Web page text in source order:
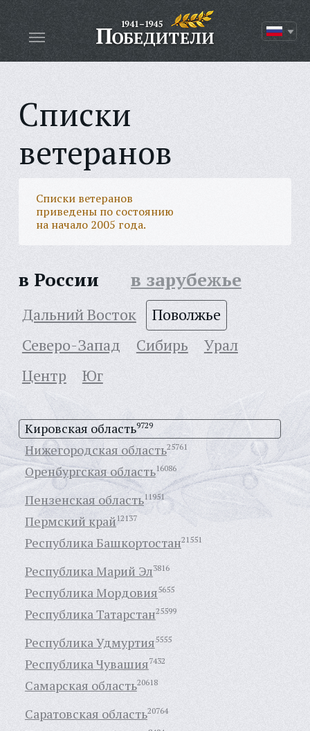
Списки
ветеранов
Списки ветеранов
приведены по состоянию
на начало 2005 года.
в России в зарубежье
Дальний Восток
Поволжье
Северо-Запад
Сибирь
Урал
Центр
Юг
Кировская область9729
Нижегородская область25761
Оренбургская область16086
Пензенская область11951
Пермский край 12137
Республика Башкортостан21551
Республика Марий Эл3816
Республика Мордовия5655
Республика Татарстан25599
Республика Удмуртия5555
Республика Чувашия7432
Самарская область20618
Саратовская область20764